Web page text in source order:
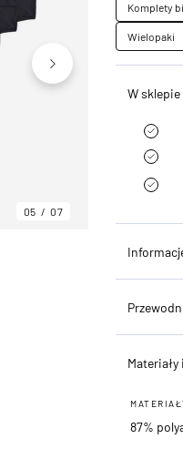
05 07
Komplety
Wielopaki
W
87%